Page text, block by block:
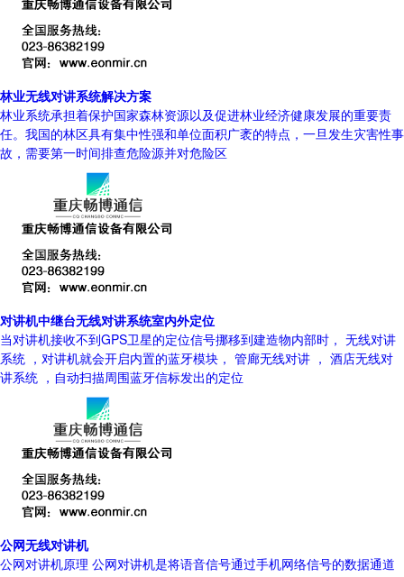
林业无线对讲系统解决方案
林业系统承担着保护国家森林资源以及促进林业经济健康发展的重要责
任。我国的林区具有集中性强和单位面积广袤的特点，一旦发生灾害性事
故，需要第一时间排查危险源并对危险区
对讲机中继台无线对讲系统室内外定位
当对讲机接收不到GPS卫星的定位信号挪移到建造物内部时， 无线对讲
系统 ，对讲机就会开启内置的蓝牙模块， 管廊无线对讲 ， 酒店无线对
讲系统 ，自动扫描周围蓝牙信标发出的定位
公网无线对讲机
公网对讲机原理 公网对讲机是将语音信号通过手机网络信号的数据通道